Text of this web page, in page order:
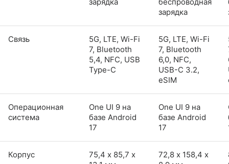
зарядка
беспроводная
зарядка
Связь
5G, LTE, Wi-Fi
7, Bluetooth
5,4, NFC, USB
Type-C
5G, LTE, Wi-Fi
7, Bluetooth
6,0, NFC,
USB-C 3.2,
eSIM
Операционная
система
One UI 9 на
базе Android
17
One UI 9 на
базе Android
17
Корпус
75,4 х 85,7 х
72,8 х 158,4 х